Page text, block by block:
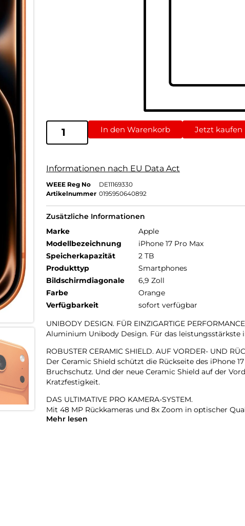
In den Warenkorb Jetzt kaufen
Informationen nach EU Data Act
WEEE Reg No
DE11169330
Artikelnummer 0195950640892
Zusätzliche Informationen
Marke
Apple
Modellbezeichnung
iPhone 17 Pro Max
Speicherkapazität
2 TB
Produkttyp
Smartphones
Bildschirmdiagonale
6,9 Zoll
Farbe
Orange
Verfügbarkeit
sofort verfügbar
UNIBODY DESIGN. FÜR EINZIGARTIGE
Aluminium Unibody Design. Für das leistungsstärkste
ROBUSTER CERAMIC SHIELD. AUF VORDER- UND
Der Ceramic Shield schützt die Rückseite des iPhone
Bruchschutz. Und der neue Ceramic Shield auf der
Kratzfestigkeit.
DAS ULTIMATIVE PRO KAMERA-SYSTEM.
Mit 48 MP Rückkameras und 8x Zoom in optischer
Zoombereich, den es je bei einem iPhone gab. Das ist
Mehr lesen